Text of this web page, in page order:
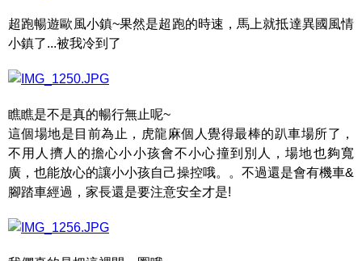
超跑暢遊歐風小鎮~果然是超跑的時速，馬上就抵達異國風情
小鎮了...被我冷到了
瞧瞧是不是真的暢行無止呢~
這個場地是目前為止，虎龍麻個人覺得最棒的趴車場所了，
不用人擠人的擔心小小孩會不小心撞到別人，場地也夠寬
廣，也能放心的讓小小孩自己操控哦。。不過還是會有機車&
腳踏車經過，家長還是要注意安全才是!